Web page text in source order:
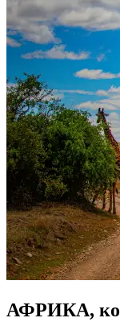
АФРИКА,